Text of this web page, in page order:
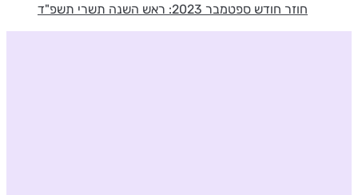
חוזר חודש ספטמבר 2023: ראש השנה תשרי תשפ"ד